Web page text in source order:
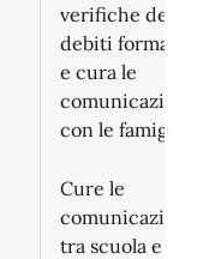
verifiche dei
debiti formativi
e cura le
comunicazioni
con le famiglie.
Cure le
comunicazioni
tra scuola e